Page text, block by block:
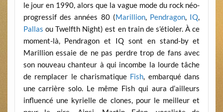
le jour en 1990, alors que la vague mode du rock néo-
progressif des années 80 (Marillion, Pendragon, IQ,
Pallas ou Twelfth Night) est en train de s’étioler. À ce
moment-là, Pendragon et IQ sont en stand-by et
Marillion essaie de ne pas perdre trop de fans avec
son nouveau chanteur à qui incombe la lourde tâche
de remplacer le charismatique Fish, embarqué dans
une carrière solo. Le même Fish qui aura d’ailleurs
influencé une kyrielle de clones, pour le meilleur et